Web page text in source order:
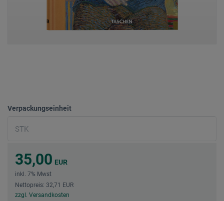
Verpackungseinheit
35,00 EUR
inkl. 7% Mwst
Nettopreis: 32,71 EUR
zzgl. Versandkosten